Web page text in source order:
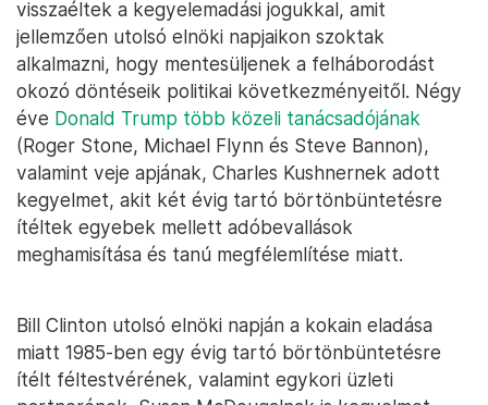
visszaéltek a kegyelemadási jogukkal, amit
jellemzően utolsó elnöki napjaikon szoktak
alkalmazni, hogy mentesüljenek a felháborodást
okozó döntéseik politikai következményeitől. Négy
éve Donald Trump több közeli tanácsadójának
(Roger Stone, Michael Flynn és Steve Bannon),
valamint veje apjának, Charles Kushnernek adott
kegyelmet, akit két évig tartó börtönbüntetésre
ítéltek egyebek mellett adóbevallások
meghamisítása és tanú megfélemlítése miatt.
Bill Clinton utolsó elnöki napján a kokain eladása
miatt 1985-ben egy évig tartó börtönbüntetésre
ítélt féltestvérének, valamint egykori üzleti